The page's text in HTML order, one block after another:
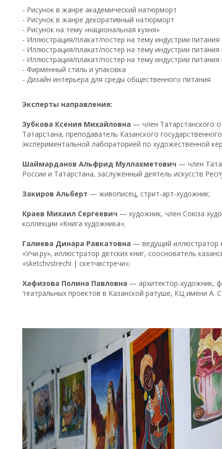
- Рисунок в жанре академический натюрморт
- Рисунок в жанре декоративный натюрморт
- Рисунок на тему «национальная кухня»
- Иллюстрация/плакат/постер на тему индустрии
- Иллюстрация/плакат/постер на тему индустрии питания
- Иллюстрация/плакат/постер на тему индустрии
- Фирменный стиль и упаковка
- Дизайн интерьера для среды общественного питания
Эксперты направления:
Зубкова Ксения Михайловна — член Татарстанского
Татарстана, преподаватель Казанского
экспериментальной лабораторией по художественной
Шаймарданов Альфрид Муллахметович — член
России и Татарстана, заслуженный деятель искусств
Закиров Альберт — живописец, стрит-арт-художник;
Краев Михаил Сергеевич — художник, член Союза
коллекции «Книга художника»;
Галиева Динара Равкатовна — ведущий иллюстратор
«Учи.ру», иллюстратор детских книг, сооснователь
«sketchvstrechi | скетчвстречи»;
Хафизова Полина Павловна — архитектор-художник,
театральных проектов в Казанской ратуше, КЦ имени А.